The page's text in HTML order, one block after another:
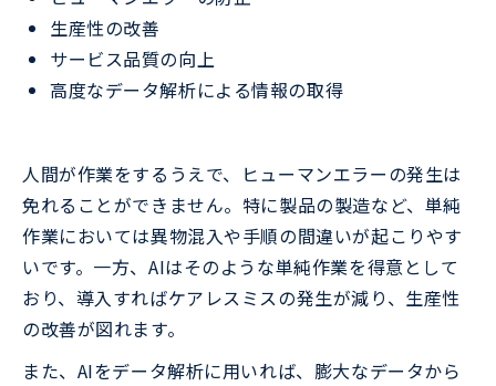
生産性の改善
サービス品質の向上
高度なデータ解析による情報の取得
人間が作業をするうえで、ヒューマンエラーの発生は
免れることができません。特に製品の製造など、単純
作業においては異物混入や手順の間違いが起こりやす
いです。一方、AIはそのような単純作業を得意として
おり、導入すればケアレスミスの発生が減り、生産性
の改善が図れます。
また、AIをデータ解析に用いれば、膨大なデータから